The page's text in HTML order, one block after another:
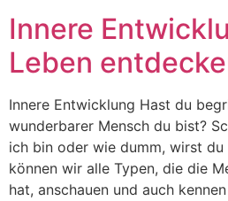
Innere
Leben
Innere Entwicklung Hast du
wunderbarer Mensch du bist?
ich bin oder wie dumm, wirst du
können wir alle Typen, die die
hat, anschauen und auch